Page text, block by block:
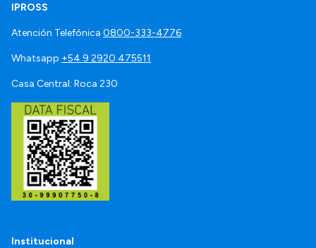
IPROSS
Atención Telefónica 0800-333-4776
Whatsapp +54 9 2920 475511
Casa Central: Roca 230
Institucional